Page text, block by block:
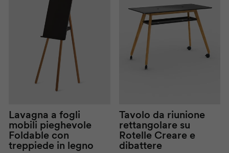
Lavagna a fogli
mobili pieghevole
Foldable con
treppiede in legno
Tavolo da riunione
rettangolare su
RotelleCreare e
dibattere